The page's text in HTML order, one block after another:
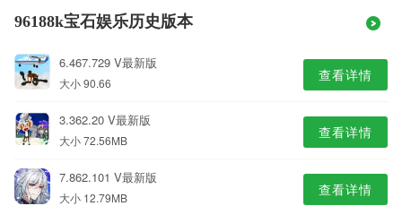
96188k宝石娱乐历史版本
6.467.729 V最新版
大小 90.66 查看详情
3.362.20 V最新版
大小 72.56MB 查看详情
7.862.101 V最新版
大小 12.79MB 查看详情